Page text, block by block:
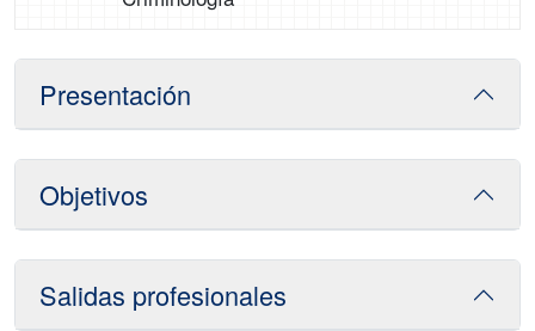
Presentación
Objetivos
Salidas profesionales